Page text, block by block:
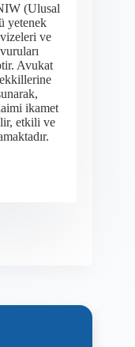
(Ulusal
yetenek
ve
Avukat
ikamet
etkili ve